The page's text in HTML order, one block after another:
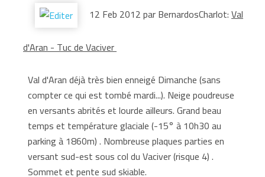
12 Feb 2012 par BernardosCharlot:Val
d'Aran - Tuc de Vaciver
Val d'Aran déjà très bien enneigé Dimanche (sans
compter ce qui est tombé mardi...). Neige poudreuse
en versants abrités et lourde ailleurs. Grand beau
temps et température glaciale (-15° à 10h30 au
parking à 1860m) . Nombreuse plaques parties en
versant sud-est sous col du Vaciver (risque 4) .
Sommet et pente sud skiable.